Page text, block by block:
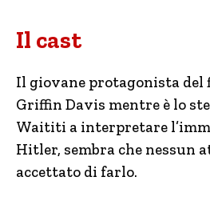
Il cast
Il giovane protagonista del
Griffin Davis mentre è lo
Waititi a interpretare
Hitler, sembra che nessun
accettato di farlo.